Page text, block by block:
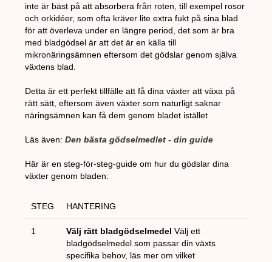
inte är bäst på att absorbera från roten, till exempel rosor
och orkidéer, som ofta kräver lite extra fukt på sina blad
för att överleva under en längre period, det som är bra
med bladgödsel är att det är en källa till
mikronäringsämnen eftersom det gödslar genom själva
växtens blad.
Detta är ett perfekt tillfälle att få dina växter att växa på
rätt sätt, eftersom även växter som naturligt saknar
näringsämnen kan få dem genom bladet istället
Läs även:Den bästa gödselmedlet - din guide
Här är en steg-för-steg-guide om hur du gödslar dina
växter genom bladen:
STEG HANTERING
1 Välj rätt bladgödselmedelVälj ett
bladgödselmedel som passar din växts
specifika behov, läs mer om vilket